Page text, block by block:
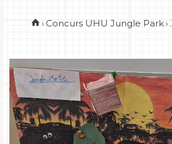
› Concurs UHU Jungle Park›